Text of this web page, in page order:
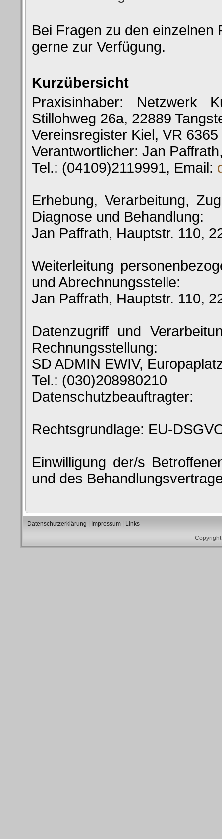
Bei Fragen zu den einzelnen
gerne zur Verfügung.
Kurzübersicht
Praxisinhaber: Netzwerk
Stillohweg 26a, 22889
Vereinsregister Kiel, VR 6365
Verantwortlicher: Jan
Tel.: (04109)2119991, Email:
Erhebung, Verarbeitung,
Diagnose und Behandlung:
Jan Paffrath, Hauptstr. 110,
Weiterleitung
und Abrechnungsstelle:
Jan Paffrath, Hauptstr. 110,
Datenzugriff und
Rechnungsstellung:
SD ADMIN EWIV,
Tel.: (030)208980210
Datenschutzbeauftragter:
Rechtsgrundlage: EU-
Einwilligung der/s
und des
Datenschutzerklärung Impressum Links